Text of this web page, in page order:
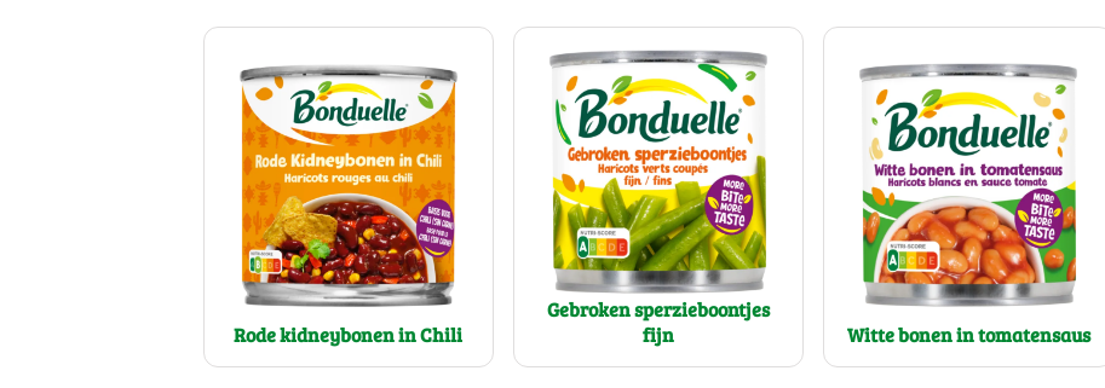
Rode kidneybonen in Chili
Gebroken sperzieboontjes
fijn
Witte bonen in tomatensaus